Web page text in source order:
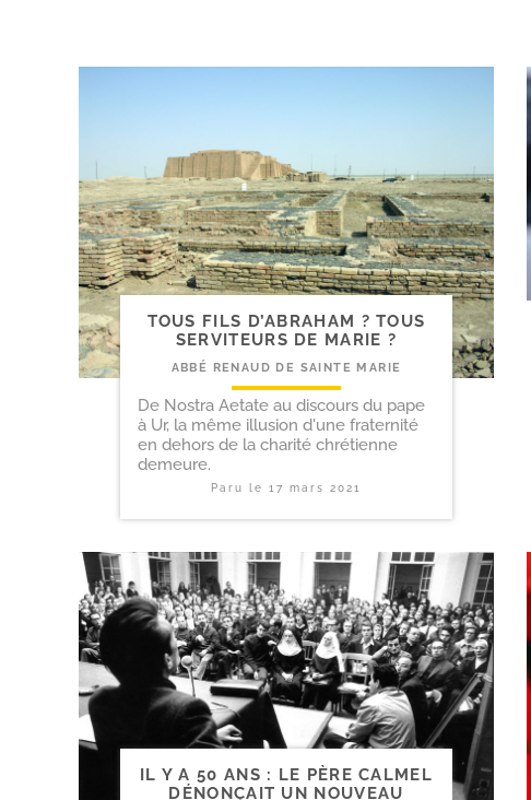
TOUS FILS D’ABRAHAM ? TOUS
SERVITEURS DE MARIE ?
ABBÉ RENAUD DE SAINTE MARIE
De Nostra Aetate au discours du pape
à Ur, la même illusion d'une fraternité
en dehors de la charité chrétienne
demeure.
Paru le 17 mars 2021
IL Y A 50 ANS : LE PÈRE CALMEL
DÉNONÇAIT UN NOUVEAU